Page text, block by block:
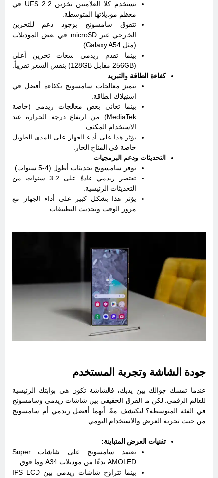
تستخدم كلا العلامتين تخزين UFS 2.2 في
معظم موديلاتها المتوسطة.
تتفوق سامسونج بوجود دعم للتخزين
الخارجي عبر microSD في بعض الموديلات
(مثل Galaxy A54).
بينما تقدم ريدمي سعات تخزين أعلى
(256GB مقابل 128GB) بنفس السعر تقريباً.
كفاءة الطاقة والتبريد
تتميز معالجات سامسونج بكفاءة أفضل في
استهلاك الطاقة.
بينما تعاني بعض معالجات ريدمي (خاصة
MediaTek) من ارتفاع درجة الحرارة عند
الاستخدام المكثف.
يؤثر هذا على أداء الجهاز على المدى الطويل
خاصة في المناخ الحار.
التحديثات ودعم البرمجيات
توفر سامسونج تحديثات أطول (4-5 سنوات).
تقتصر ريدمي عادةً على 2-3 سنوات من
التحديثات الرئيسية.
يؤثر هذا بشكل كبير على أداء الجهاز مع
مرور الوقت وتحديث التطبيقات.
جودة الشاشة وتجربة المستخدم
عندما تمسك جوالك بين يديك، فالشاشة تكون هي بوابتك الرئيسية
للعالم الرقمي. لكن ما الفرق الحقيقي بين شاشات ريدمي وسامسونج
في الفئة المتوسطة؟ لنكتشف معًا أيهما أفضل ريدمي أم سامسونج
من حيث تجربة العرض والاستخدام اليومي.
تقنيات العرض المتباينة:
تعتمد سامسونج على شاشات Super
AMOLED بدءًا من موديلات A34 وما فوق.
بينما تتراوح شاشات ريدمي بين IPS LCD